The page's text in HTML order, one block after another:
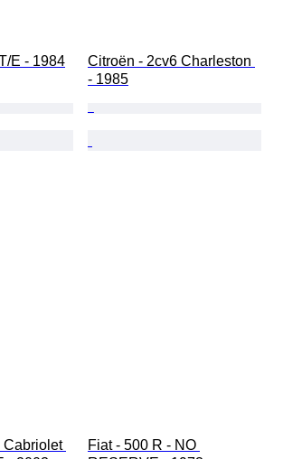
E - 1984
Citroën - 2cv6 Charleston
- 1985
Cabriolet
Fiat - 500 R - NO